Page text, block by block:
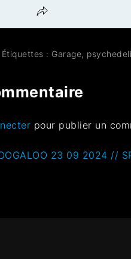
Étiquettes : Garage,
pour publier un
23 09 2024 //